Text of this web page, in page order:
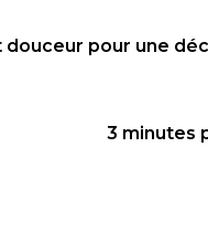
pour une
3 minutes